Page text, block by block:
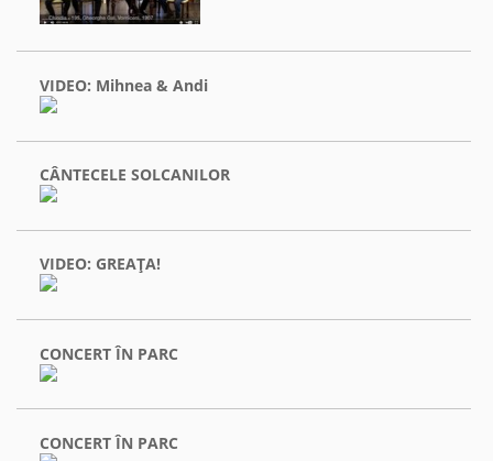
VIDEO: Mihnea & Andi
CÂNTECELE SOLCANILOR
VIDEO: GREAŢA!
CONCERT ÎN PARC
CONCERT ÎN PARC